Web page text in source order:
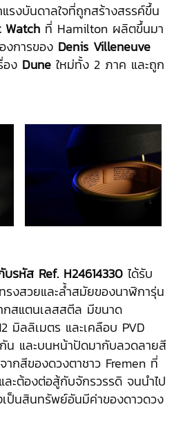
รงบันดาลใจที่ถูกสร้างสรรค์ขึ้น
Watch ที่ Hamilton ผลิตขึ้นมา
งการของ Denis Villeneuve
อง Dune ใหม่ทั้ง 2 ภาค และถูก
รหัส Ref. H24614330 ได้รับ
รงสวยและล้ำสมัยของนาฬิการุ่น
สแตนเลสสตีล มีขนาด
มิลลิเมตร และเคลือบ PVD
น และบนหน้าปัดมากับลวดลายสี
ากสีของดวงตาชาว Fremen ที่
ะต้องต่อสู้กับจักรวรรดิ จนนำไป
ป็นสินทรัพย์อันมีค่าของดาวดวง